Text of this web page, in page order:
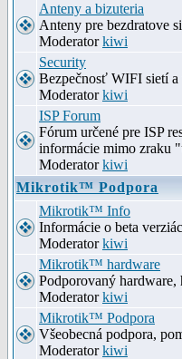
Anteny a bizuteria
Anteny pre bezdratove
Moderatorkiwi
Security
Bezpečnosť WIFI sietí a
Moderatorkiwi
ISP Forum
Fórum určené pre ISP
informácie mimo zraku
Moderatorkiwi
Mikrotik™ Podpora
Mikrotik™ Info
Informácie o beta
Moderatorkiwi
Mikrotik™ hardware
Podporovaný
Moderatorkiwi
Mikrotik™ Podpora
Všeobecná podpora,
Moderatorkiwi